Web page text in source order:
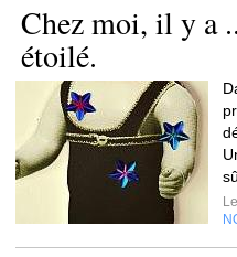
Chez moi, il y a
étoilé.